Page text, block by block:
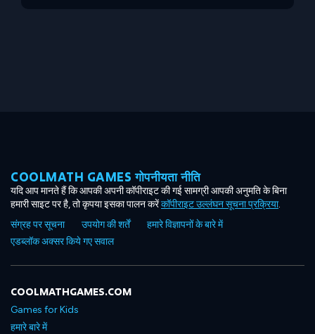
COOLMATH GAMES गोपनीयता नीति
यदि आप मानते हैं कि आपकी अपनी कॉपीराइट की गई सामग्री आपकी अनुमति के बिना
हमारी साइट पर है, तो कृपया इसका पालन करेंकॉपीराइट उल्लंघन सूचना प्रक्रिया.
संग्रह पर सूचना
उपयोग की शर्तें
हमारे विज्ञापनों के बारे में
एडब्लॉक अक्सर किये गए सवाल
COOLMATHGAMES.COM
Games for Kids
हमारे बारे में